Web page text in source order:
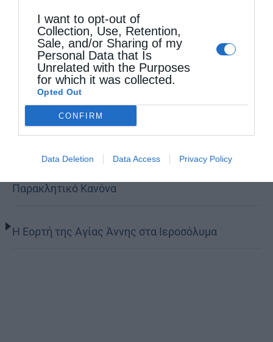
I want to opt-out of
Collection, Use, Retention,
Sale, and/or Sharing of my
Personal Data that Is
Unrelated with the Purposes
for which it was collected.
Opted Out
CONFIRM
Data Deletion Data Access Privacy Policy
Η πανήγυρις της Μεταμορφώσεως του Σωτήρος
στη Θεσσαλονίκη
Όταν είσαι ευλαβής
Παρασκευής Παλαιοκάστρου για το Μικρό
Παρακλητικό Κανόνα
Η Εορτή της Αγίας Άννης στα Ιεροσόλυμα